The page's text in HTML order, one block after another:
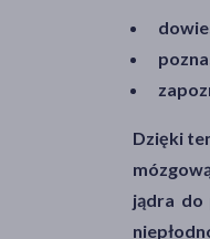
Dzięki
jądra do